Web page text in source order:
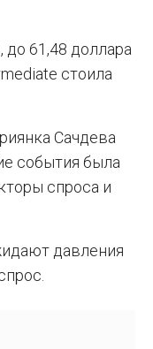
до 61,48 доллара
стоила
Сачдева
события была
спроса и
давления